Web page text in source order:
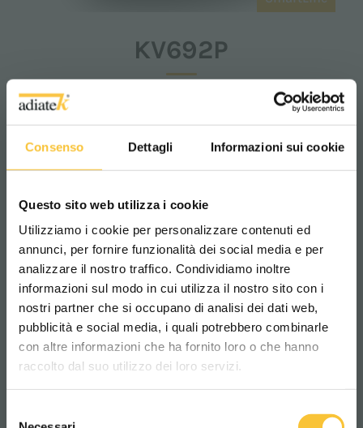
Consenso Dettagli Informazioni sui cookie
Questo sito web utilizza i cookie
Utilizziamo i cookie per personalizzare contenuti ed
annunci, per fornire funzionalità dei social media e per
analizzare il nostro traffico. Condividiamo inoltre
informazioni sul modo in cui utilizza il nostro sito con i
nostri partner che si occupano di analisi dei dati web,
pubblicità e social media, i quali potrebbero combinarle
con altre informazioni che ha fornito loro o che hanno
raccolto dal suo utilizzo dei loro servizi.
KV692P
Scegli il paese in cui ti trovi e la tua
lingua per una migliore esperienza di
navigazione